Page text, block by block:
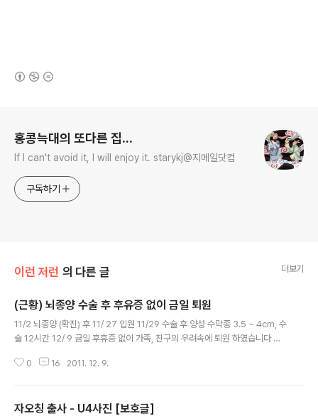
홍콩늑대의 또다른 집...
If I can't avoid it, I will enjoy it. starykj@지메일닷컴
구독하기
이런 저런 의 다른 글 더보기
(근황) 뇌종양 수술 후 후유증 없이 금일 퇴원
11/2 뇌종양 (확진) 후 11/ 27 입원 11/29 수술 후 양성 수막종 3.5 ~ 4cm, 수
술 12시간 12/ 9 금일 후휴증 없이 가족, 친구의 우려속에 퇴원 하였습니다 찾
치 않기에 우선 게시물로 인사 올립니다 나보다 더 아파했을 집사람에게 무한한
0 16 2011. 12. 9.
자오칭 출사 - U4사진 [보호글]